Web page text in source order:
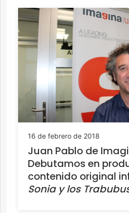
16 de febrero de 2018
Juan Pablo de
Debutamos en
contenido original
Sonia y los